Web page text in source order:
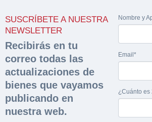
SUSCRÍBETE A NUESTRA
NEWSLETTER
Recibirás en tu
correo todas las
actualizaciones de
bienes que vayamos
publicando en
nuestra web.
Nombre y
Email*
¿Cuánto es
sobre la
Rellene este formulario y
enlace para descargar la
Nombre y Apellidos*
Hacer Oferta
Razón social*
Teléfono*
Nombre y Apellidos*
Sobre Merfinsa
Venta de bienes muebles
Vehículos